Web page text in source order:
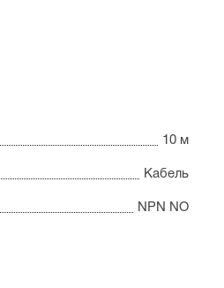
10 м
Кабель
NPN NO